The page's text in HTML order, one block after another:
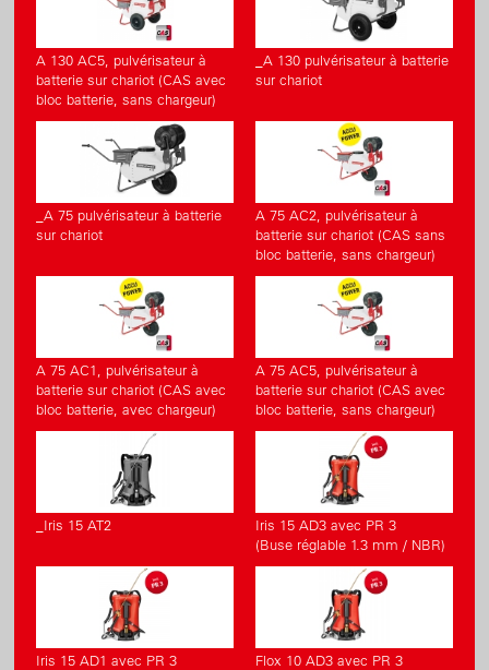
A 130 AC5, pulvérisateur à
batterie sur chariot (CAS avec
bloc batterie, sans chargeur)
_A 130 pulvérisateur à batterie
sur chariot
_A 75 pulvérisateur à batterie
sur chariot
A 75 AC2, pulvérisateur à
batterie sur chariot (CAS sans
bloc batterie, sans chargeur)
A 75 AC1, pulvérisateur à
batterie sur chariot (CAS avec
bloc batterie, avec chargeur)
A 75 AC5, pulvérisateur à
batterie sur chariot (CAS avec
bloc batterie, sans chargeur)
_Iris 15 AT2
Iris 15 AD3 avec PR 3
(Buse réglable 1.3 mm / NBR)
Iris 15 AD1 avec PR 3
Flox 10 AD3 avec PR 3